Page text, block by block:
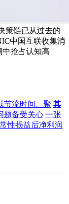
策链已从过去的
中国互联收集消
抢占认知高
节流时间、聚 其
题备受关心 一张
性损益后净利润